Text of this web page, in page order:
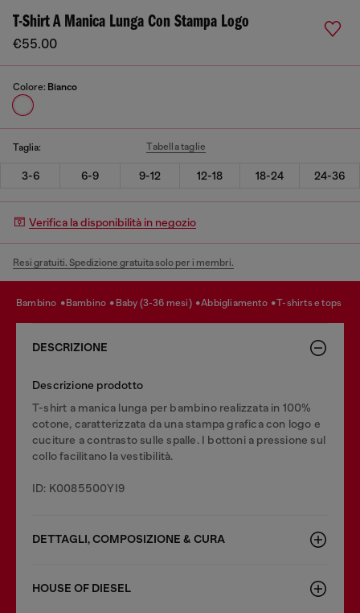
T-Shirt A Manica Lunga Con Stampa Logo
€55.00
Colore: Bianco
Taglia: Tabella taglie
3-6 6-9 9-12 12-18 18-24 24-36
Verifica la disponibilità in negozio
Resi gratuiti. Spedizione gratuita solo per i membri.
bambino bambino baby (3-36 mesi) abbigliamento t-shirts e tops
DESCRIZIONE
Descrizione prodotto
T-shirt a manica lunga per bambino realizzata in 100%
cotone, caratterizzata da una stampa grafica con logo e
cuciture a contrasto sulle spalle. I bottoni a pressione sul
collo facilitano la vestibilità.
ID: K0085500YI9
DETTAGLI, COMPOSIZIONE & CURA
HOUSE OF DIESEL